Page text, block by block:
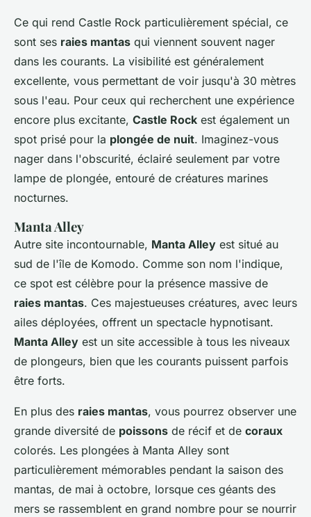
Ce qui rend Castle Rock particulièrement spécial, ce
sont ses raies mantas qui viennent souvent nager
dans les courants. La visibilité est généralement
excellente, vous permettant de voir jusqu'à 30 mètres
sous l'eau. Pour ceux qui recherchent une expérience
encore plus excitante, Castle Rock est également un
spot prisé pour la plongée de nuit. Imaginez-vous
nager dans l'obscurité, éclairé seulement par votre
lampe de plongée, entouré de créatures marines
nocturnes.
Manta Alley
Autre site incontournable, Manta Alley est situé au
sud de l'île de Komodo. Comme son nom l'indique,
ce spot est célèbre pour la présence massive de
raies mantas. Ces majestueuses créatures, avec leurs
ailes déployées, offrent un spectacle hypnotisant.
Manta Alley est un site accessible à tous les niveaux
de plongeurs, bien que les courants puissent parfois
être forts.
En plus des raies mantas, vous pourrez observer une
grande diversité de poissons de récif et de coraux
colorés. Les plongées à Manta Alley sont
particulièrement mémorables pendant la saison des
mantas, de mai à octobre, lorsque ces géants des
mers se rassemblent en grand nombre pour se nourrir